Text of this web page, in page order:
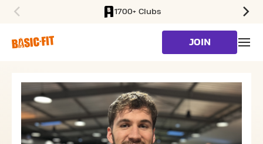
1700+ Clubs
JOIN